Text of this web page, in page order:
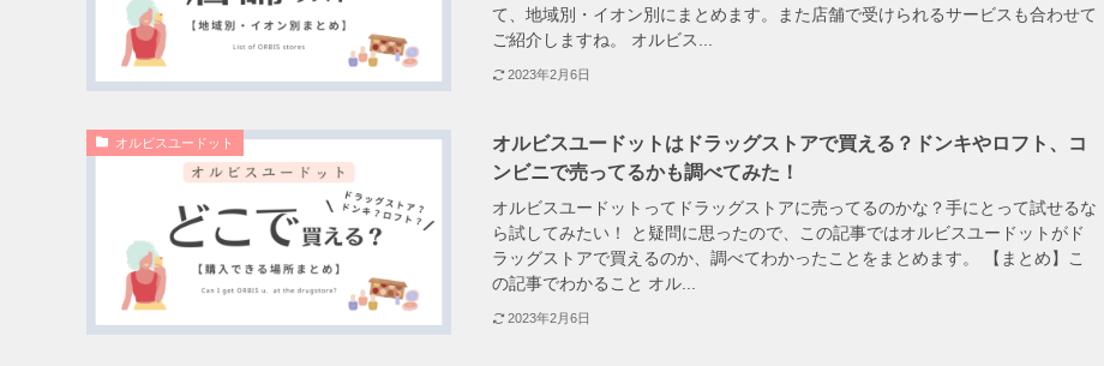
て、地域別・イオン別にまとめます。また店舗で受けられるサービスも合わせて
ご紹介しますね。 オルビス...
2023年2月6日
オルビスユードット
オルビスユードットはドラッグストアで買える？ドンキやロフト、コ
ンビニで売ってるかも調べてみた！
オルビスユードットってドラッグストアに売ってるのかな？手にとって試せるな
ら試してみたい！ と疑問に思ったので、この記事ではオルビスユードットがド
ラッグストアで買えるのか、調べてわかったことをまとめます。 【まとめ】こ
の記事でわかること オル...
2023年2月6日